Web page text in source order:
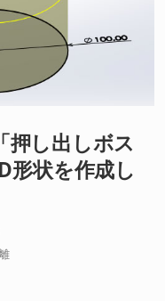
押し出しボス
形状を作成し